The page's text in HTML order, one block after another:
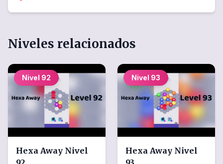
Niveles relacionados
Nivel 92
Hexa Away Nivel
Nivel 93
Hexa Away Nivel